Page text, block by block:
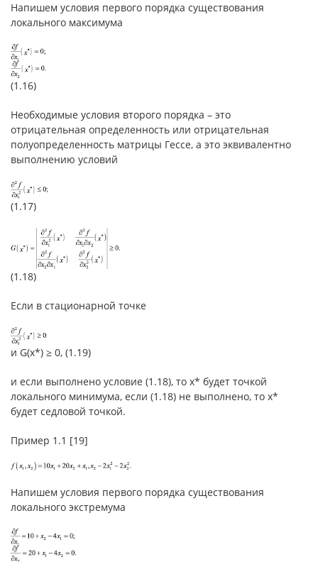
Напишем условия первого порядка существования
локального максимума
(1.16)
Необходимые условия второго порядка – это
отрицательная определенность или отрицательная
полуопределенность матрицы Гессе, а это эквивалентно
выполнению условий
(1.17)
(1.18)
Если в стационарной точке
и G(x*) ≥ 0, (1.19)
и если выполнено условие (1.18), то x* будет точкой
локального минимума, если (1.18) не выполнено, то x*
будет седловой точкой.
Пример 1.1 [19]
Напишем условия первого порядка существования
локального экстремума